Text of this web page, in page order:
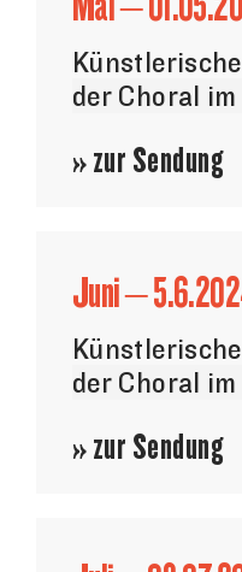
der Choral
» zur Sendung
Juni –
der Choral
» zur Sendung